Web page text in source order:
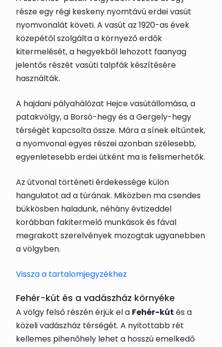
része egy régi keskeny nyomtávú erdei vasút
nyomvonalát követi. A vasút az 1920-as évek
közepétől szolgálta a környező erdők
kitermelését, a hegyekből lehozott faanyag
jelentős részét vasúti talpfák készítésére
használták.
A hajdani pályahálózat Hejce vasútállomása, a
patakvölgy, a Borsó-hegy és a Gergely-hegy
térségét kapcsolta össze. Mára a sínek eltűntek,
a nyomvonal egyes részei azonban szélesebb,
egyenletesebb erdei útként ma is felismerhetők.
Az útvonal történeti érdekessége külön
hangulatot ad a túrának. Miközben ma csendes
bükkösben haladunk, néhány évtizeddel
korábban fakitermelő munkások és fával
megrakott szerelvények mozogtak ugyanebben
a völgyben.
Vissza a tartalomjegyzékhez
Fehér-kút és a vadászház környéke
A völgy felső részén érjük el a Fehér-kút és a
közeli vadászház térségét. A nyitottabb rét
kellemes pihenőhely lehet a hosszú emelkedő